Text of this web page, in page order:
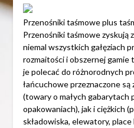
Przenośniki taśmowe plus
Przenośniki taśmowe zyskują
niemal wszystkich gałęziach
rozmaitości i obszernej
je polecać do różnorodnych
łańcuchowe przeznaczone
(towary o małych gabarytach
opakowaniach), jak i ciężkich
składowiska, elewatory,